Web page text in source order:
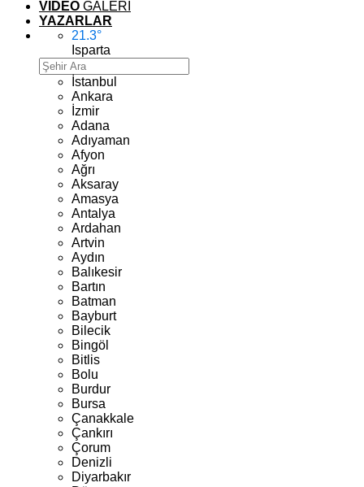
VİDEO GALERİ
YAZARLAR
21.3°
Isparta
İstanbul
Ankara
İzmir
Adana
Adıyaman
Afyon
Ağrı
Aksaray
Amasya
Antalya
Ardahan
Artvin
Aydın
Balıkesir
Bartın
Batman
Bayburt
Bilecik
Bingöl
Bitlis
Bolu
Burdur
Bursa
Çanakkale
Çankırı
Çorum
Denizli
Diyarbakır